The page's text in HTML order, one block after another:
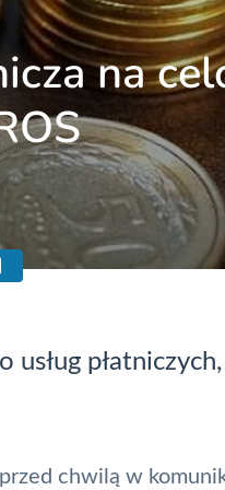
na
usług płatniczych
przed chwilą w